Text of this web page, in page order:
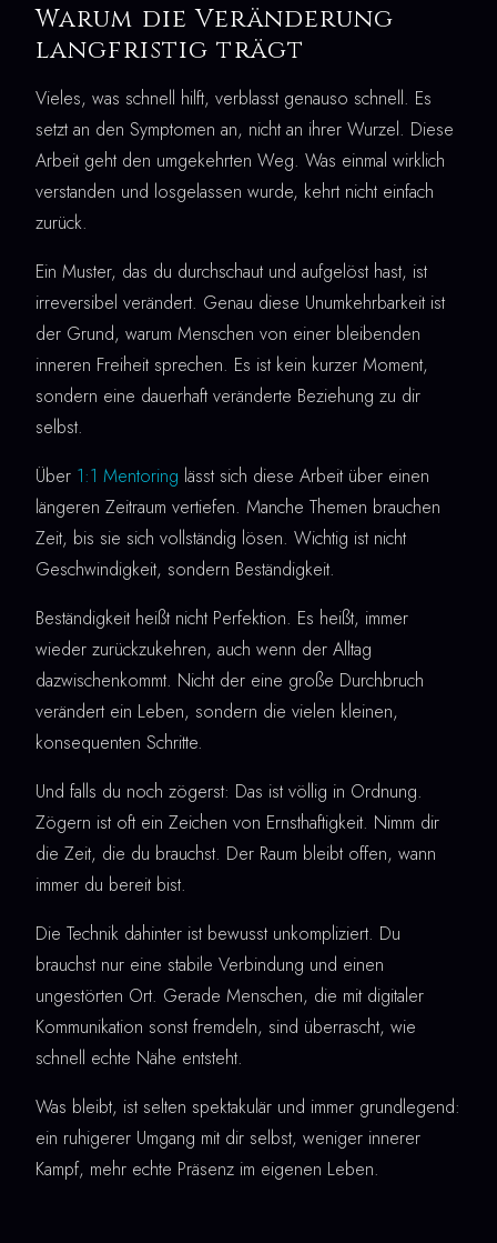
Warum die Veränderung
langfristig trägt
Vieles, was schnell hilft, verblasst genauso schnell. Es
setzt an den Symptomen an, nicht an ihrer Wurzel. Diese
Arbeit geht den umgekehrten Weg. Was einmal wirklich
verstanden und losgelassen wurde, kehrt nicht einfach
zurück.
Ein Muster, das du durchschaut und aufgelöst hast, ist
irreversibel verändert. Genau diese Unumkehrbarkeit ist
der Grund, warum Menschen von einer bleibenden
inneren Freiheit sprechen. Es ist kein kurzer Moment,
sondern eine dauerhaft veränderte Beziehung zu dir
selbst.
Über 1:1 Mentoring lässt sich diese Arbeit über einen
längeren Zeitraum vertiefen. Manche Themen brauchen
Zeit, bis sie sich vollständig lösen. Wichtig ist nicht
Geschwindigkeit, sondern Beständigkeit.
Beständigkeit heißt nicht Perfektion. Es heißt, immer
wieder zurückzukehren, auch wenn der Alltag
dazwischenkommt. Nicht der eine große Durchbruch
verändert ein Leben, sondern die vielen kleinen,
konsequenten Schritte.
Und falls du noch zögerst: Das ist völlig in Ordnung.
Zögern ist oft ein Zeichen von Ernsthaftigkeit. Nimm dir
die Zeit, die du brauchst. Der Raum bleibt offen, wann
immer du bereit bist.
Die Technik dahinter ist bewusst unkompliziert. Du
brauchst nur eine stabile Verbindung und einen
ungestörten Ort. Gerade Menschen, die mit digitaler
Kommunikation sonst fremdeln, sind überrascht, wie
schnell echte Nähe entsteht.
Was bleibt, ist selten spektakulär und immer grundlegend:
ein ruhigerer Umgang mit dir selbst, weniger innerer
Kampf, mehr echte Präsenz im eigenen Leben.